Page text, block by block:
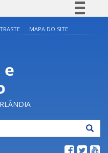
Acesso à informação
MAPA DO SITE